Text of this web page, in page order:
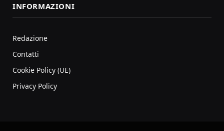
INFORMAZIONI
Redazione
Contatti
Cookie Policy (UE)
Privacy Policy